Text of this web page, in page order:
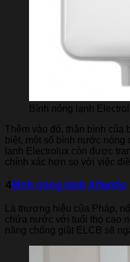
Bình nóng lạnh
Thêm vào đó, thân bình
biệt, một số bình nước
lạnh Electrolux còn được
chính xác hơn so với việc
4​Bình nóng lạnh Atlantic
Là thương hiệu của Pháp,
chứa nước với tuổi thọ cao
năng chống giật ELCB sẽ